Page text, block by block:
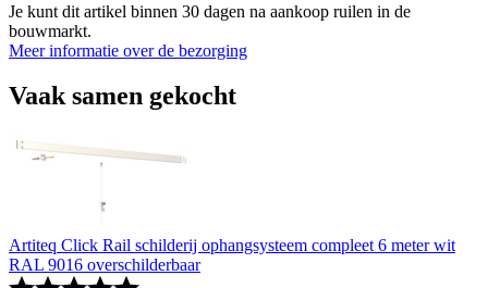
Je kunt dit artikel binnen 30 dagen na aankoop ruilen in de
bouwmarkt.
Meer informatie over de bezorging
Vaak samen gekocht
Artiteq Click Rail schilderij ophangsysteem compleet 6 meter wit
RAL 9016 overschilderbaar